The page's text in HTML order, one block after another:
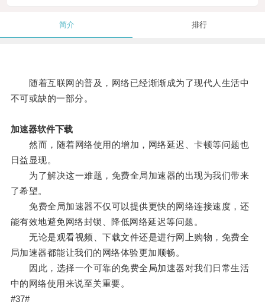
简介 排行
随着互联网的普及，网络已经渐渐成为了现代人生活中
不可或缺的一部分。
加速器软件下载
然而，随着网络使用的增加，网络延迟、卡顿等问题也
日益显现。
为了解决这一难题，免费全局加速器的出现为我们带来
了希望。
免费全局加速器不仅可以提供更快的网络连接速度，还
能有效地避免网络封锁、降低网络延迟等问题。
无论是观看视频、下载文件还是进行网上购物，免费全
局加速器都能让我们的网络体验更加顺畅。
因此，选择一个可靠的免费全局加速器对我们日常生活
中的网络使用来说至关重要。
#37#